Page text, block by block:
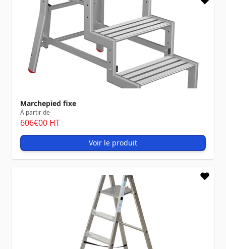
Marchepied fixe
À partir de
606€00 HT
Voir le produit